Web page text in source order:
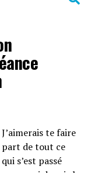
J’aimerais te faire
part de tout ce
qui s’est passé